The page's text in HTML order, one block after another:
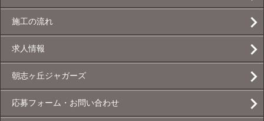
施工の流れ
求人情報
朝志ヶ丘ジャガーズ
応募フォーム・お問い合わせ